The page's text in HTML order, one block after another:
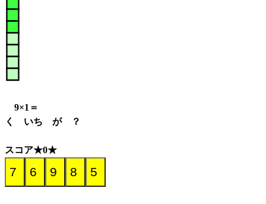
9×1＝
く いち が ？
スコア★0★